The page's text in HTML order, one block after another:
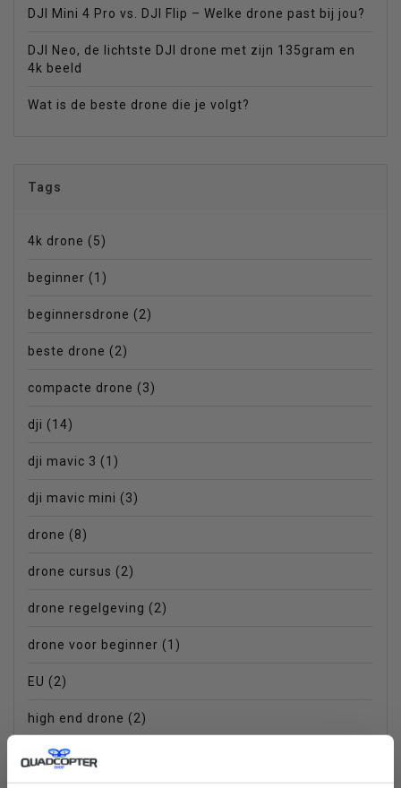
DJI Mini 4 Pro vs. DJI Flip – Welke drone past bij jou?
DJI Neo, de lichtste DJI drone met zijn 135gram en
4k beeld
Wat is de beste drone die je volgt?
Tags
4k drone (5)
beginner (1)
beginnersdrone (2)
beste drone (2)
compacte drone (3)
dji (14)
dji mavic 3 (1)
dji mavic mini (3)
drone (8)
drone cursus (2)
drone regelgeving (2)
drone voor beginner (1)
EU (2)
high end drone (2)
inklapbare drone